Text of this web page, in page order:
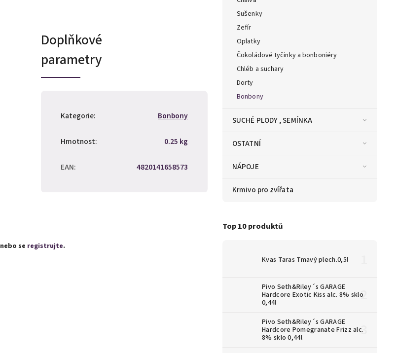
Sušenky
Zefír
Oplatky
Čokoládové tyčinky a bonboniéry
Chléb a suchary
Dorty
Bonbony
SUCHÉ PLODY , SEMÍNKA
OSTATNÍ
NÁPOJE
Krmivo pro zvířata
Top 10 produktů
Kvas Taras Tmavý plech.0,5l
Pivo Seth&Riley´s GARAGE
Hardcore Exotic Kiss alc. 8% sklo
0,44l
Pivo Seth&Riley´s GARAGE
Hardcore Pomegranate Frizz alc.
8% sklo 0,44l
Doplňkové
parametry
Kategorie: Bonbony
Hmotnost: 0.25 kg
EAN: 4820141658573
nebo se registrujte.